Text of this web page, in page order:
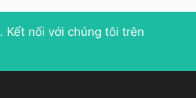
. Kết nối với chúng tôi trên